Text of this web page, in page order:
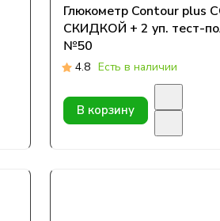
Глюкометр Contour plus СО
СКИДКОЙ + 2 уп. тест-
№50
4.8 Есть в наличии
В корзину